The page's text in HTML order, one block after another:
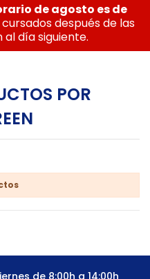
de agosto es de
cursados después de las
al día siguiente.
POR
de 8:00h a 14:00h